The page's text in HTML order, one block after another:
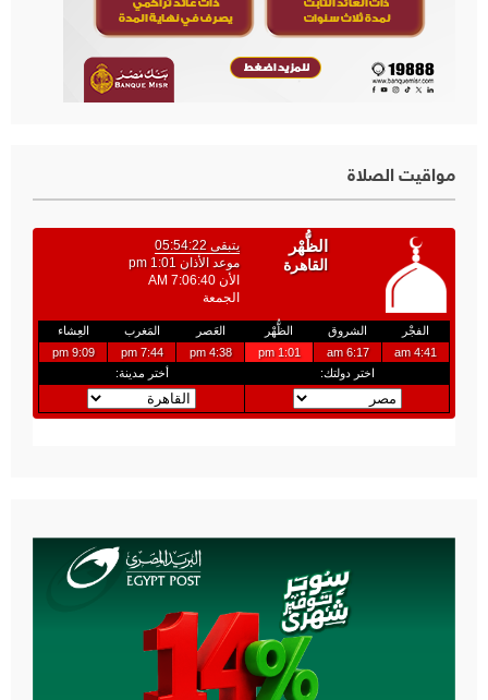
مواقيت الصلاة